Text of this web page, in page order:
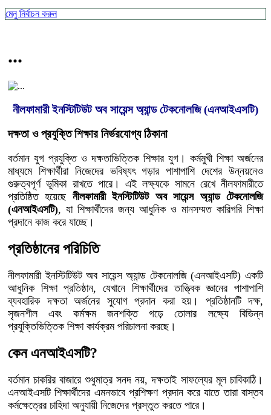
মেনু নির্বাচন করুন
...
নীলফামারী ইনস্টিটিউট অব সায়েন্স অ্যান্ড টেকনোলজি (এনআইএসটি)
দক্ষতা ও প্রযুক্তি শিক্ষার নির্ভরযোগ্য ঠিকানা
বর্তমান যুগ প্রযুক্তি ও দক্ষতাভিত্তিক শিক্ষার যুগ। কর্মমুখী শিক্ষা অর্জনের
মাধ্যমে শিক্ষার্থীরা নিজেদের ভবিষ্যৎ গড়ার পাশাপাশি দেশের উন্নয়নেও
গুরুত্বপূর্ণ ভূমিকা রাখতে পারে। এই লক্ষ্যকে সামনে রেখে নীলফামারীতে
প্রতিষ্ঠিত হয়েছে নীলফামারী ইনস্টিটিউট অব সায়েন্স অ্যান্ড টেকনোলজি
(এনআইএসটি), যা শিক্ষার্থীদের জন্য আধুনিক ও মানসম্মত কারিগরি শিক্ষা
প্রদানে কাজ করে যাচ্ছে।
প্রতিষ্ঠানের পরিচিতি
নীলফামারী ইনস্টিটিউট অব সায়েন্স অ্যান্ড টেকনোলজি (এনআইএসটি) একটি
আধুনিক শিক্ষা প্রতিষ্ঠান, যেখানে শিক্ষার্থীদের তাত্ত্বিক জ্ঞানের পাশাপাশি
ব্যবহারিক দক্ষতা অর্জনের সুযোগ প্রদান করা হয়। প্রতিষ্ঠানটি দক্ষ,
সৃজনশীল এবং কর্মক্ষম জনশক্তি গড়ে তোলার লক্ষ্যে বিভিন্ন
প্রযুক্তিভিত্তিক শিক্ষা কার্যক্রম পরিচালনা করছে।
কেন এনআইএসটি?
বর্তমান চাকরির বাজারে শুধুমাত্র সনদ নয়, দক্ষতাই সাফল্যের মূল চাবিকাঠি।
এনআইএসটি শিক্ষার্থীদের এমনভাবে প্রশিক্ষণ প্রদান করে যাতে তারা বাস্তব
কর্মক্ষেত্রের চাহিদা অনুযায়ী নিজেদের প্রস্তুত করতে পারে।